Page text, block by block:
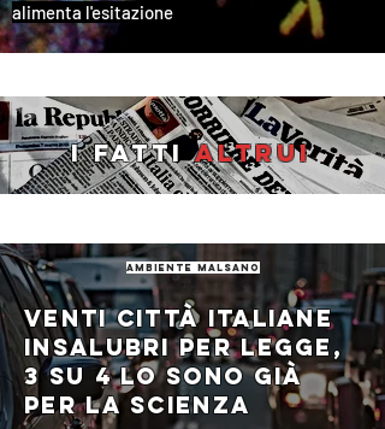
alimenta l'esitazione
I fattialtrui
ambiente malsano
Venti città italiane
insalubri per legge,
3 su 4 lo sono già
per la scienza